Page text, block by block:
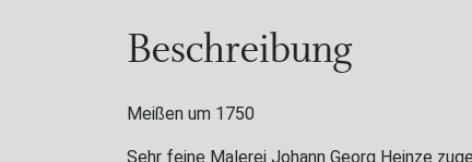
Beschreibung
Meißen um 1750
Sehr feine Malerei Johann Georg Heinze